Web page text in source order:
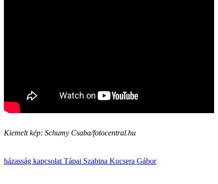
Kiemelt kép: Schumy Csaba/fotocentral.hu
házasság kapcsolat Tápai Szabina Kucsera Gábor